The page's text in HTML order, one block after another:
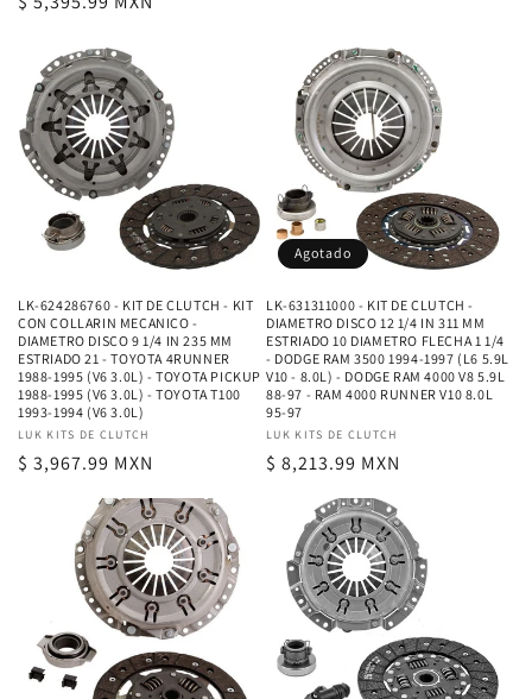
LK-624286760 - KIT DE CLUTCH - KIT
CON COLLARIN MECANICO -
DIAMETRO DISCO 9 1/4 IN 235 MM
ESTRIADO 21 - TOYOTA 4RUNNER
1988-1995 (V6 3.0L) - TOYOTA PICKUP
1988-1995 (V6 3.0L) - TOYOTA T100
1993-1994 (V6 3.0L)
Proveedor:
LUK KITS DE CLUTCH
Precio
$ 3,967.99 MXN
Agotado
LK-631311000 - KIT DE CLUTCH -
DIAMETRO DISCO 12 1/4 IN 311 MM
ESTRIADO 10 DIAMETRO FLECHA 1 1/4
- DODGE RAM 3500 1994-1997 (L6 5.9L
V10 - 8.0L) - DODGE RAM 4000 V8 5.9L
88-97 - RAM 4000 RUNNER V10 8.0L
95-97
Proveedor:
LUK KITS DE CLUTCH
Precio
habitual
$ 8,213.99 MXN